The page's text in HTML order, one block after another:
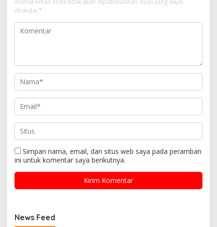
Alamat email Anda tidak akan dipublikasikan. Ruas yang wajib
ditandai *
Simpan nama, email, dan situs web saya pada peramban
ini untuk komentar saya berikutnya.
News Feed